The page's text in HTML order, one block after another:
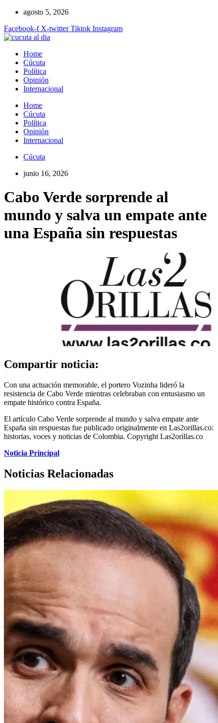
contenido
agosto 5, 2026
Facebook-f X-twitter Tiktok Instagram
Home
Cúcuta
Política
Opinión
Internacional
Home
Cúcuta
Política
Opinión
Internacional
Cúcuta
junio 16, 2026
Cabo Verde sorprende al
mundo y salva un empate ante
una España sin respuestas
Compartir noticia:
Con una actuación memorable, el portero Vozinha lideró la
resistencia de Cabo Verde mientras celebraban con entusiasmo un
empate histórico contra España.
El artículo Cabo Verde sorprende al mundo y salva empate ante
España sin respuestas fue publicado originalmente en Las2orillas.co:
historias, voces y noticias de Colombia. Copyright Las2orillas.co
Noticia Principal
Noticias Relacionadas